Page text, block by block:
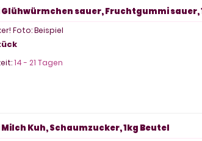
sauer, Fruchtgummi sauer,
Foto: Beispiel
14 - 21 Tagen
Kuh, Schaumzucker, 1kg Beutel